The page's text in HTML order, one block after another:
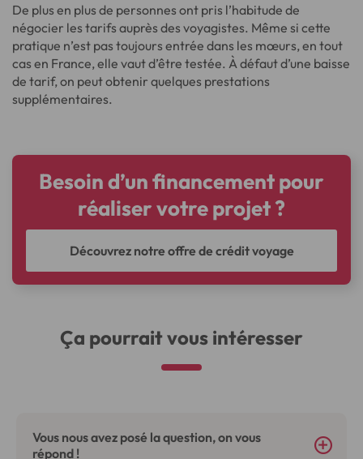
De plus en plus de personnes ont pris l’habitude de
négocier les tarifs auprès des voyagistes. Même si cette
pratique n’est pas toujours entrée dans les mœurs, en tout
cas en France, elle vaut d’être testée. À défaut d’une baisse
de tarif, on peut obtenir quelques prestations
supplémentaires.
Besoin d’un financement pour
réaliser votre projet ?
Découvrez notre offre de crédit voyage
Ça pourrait vous intéresser
Vous nous avez posé la question, on vous
répond !